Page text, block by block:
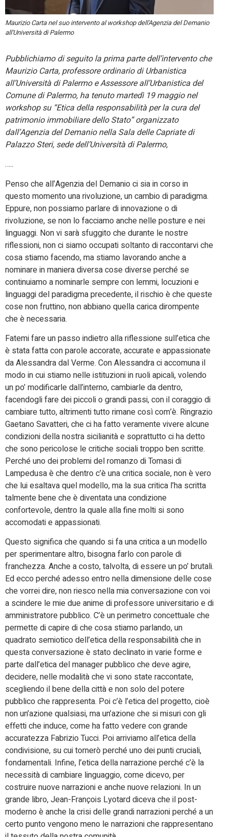
Maurizio Carta nel suo intervento al workshop dell'Agenzia del Demanio
all'Università di Palermo
Pubblichiamo di seguito la prima parte dell’intervento che
Maurizio Carta, professore ordinario di Urbanistica
all’Università di Palermo e Assessore all’Urbanistica del
Comune di Palermo, ha tenuto martedì 19 maggio nel
workshop su “Etica della responsabilità per la cura del
patrimonio immobiliare dello Stato” organizzato
dall’Agenzia del Demanio nella Sala delle Capriate di
Palazzo Steri, sede dell’Università di Palermo,
…..
Penso che all’Agenzia del Demanio ci sia in corso in
questo momento una rivoluzione, un cambio di paradigma.
Eppure, non possiamo parlare di innovazione o di
rivoluzione, se non lo facciamo anche nelle posture e nei
linguaggi. Non vi sarà sfuggito che durante le nostre
riflessioni, non ci siamo occupati soltanto di raccontarvi che
cosa stiamo facendo, ma stiamo lavorando anche a
nominare in maniera diversa cose diverse perché se
continuiamo a nominarle sempre con lemmi, locuzioni e
linguaggi del paradigma precedente, il rischio è che queste
cose non fruttino, non abbiano quella carica dirompente
che è necessaria.
Fatemi fare un passo indietro alla riflessione sull’etica che
è stata fatta con parole accorate, accurate e appassionate
da Alessandra dal Verme. Con Alessandra ci accomuna il
modo in cui stiamo nelle istituzioni in ruoli apicali, volendo
un po’ modificarle dall’interno, cambiarle da dentro,
facendogli fare dei piccoli o grandi passi, con il coraggio di
cambiare tutto, altrimenti tutto rimane così com’è. Ringrazio
Gaetano Savatteri, che ci ha fatto veramente vivere alcune
condizioni della nostra sicilianità e soprattutto ci ha detto
che sono pericolose le critiche sociali troppo ben scritte.
Perché uno dei problemi del romanzo di Tomasi di
Lampedusa è che dentro c’è una critica sociale, non è vero
che lui esaltava quel modello, ma la sua critica l’ha scritta
talmente bene che è diventata una condizione
confortevole, dentro la quale alla fine molti si sono
accomodati e appassionati.
Questo significa che quando si fa una critica a un modello
per sperimentare altro, bisogna farlo con parole di
franchezza. Anche a costo, talvolta, di essere un po’ brutali.
Ed ecco perché adesso entro nella dimensione delle cose
che vorrei dire, non riesco nella mia conversazione con voi
a scindere le mie due anime di professore universitario e di
amministratore pubblico. C’è un perimetro concettuale che
permette di capire di che cosa stiamo parlando, un
quadrato semiotico dell’etica della responsabilità che in
questa conversazione è stato declinato in varie forme e
parte dall’etica del manager pubblico che deve agire,
decidere, nelle modalità che vi sono state raccontate,
scegliendo il bene della città e non solo del potere
pubblico che rappresenta. Poi c’è l’etica del progetto, cioè
non un’azione qualsiasi, ma un’azione che si misuri con gli
effetti che induce, come ha fatto vedere con grande
accuratezza Fabrizio Tucci. Poi arriviamo all’etica della
condivisione, su cui tornerò perché uno dei punti cruciali,
fondamentali. Infine, l’etica della narrazione perché c’è la
necessità di cambiare linguaggio, come dicevo, per
costruire nuove narrazioni e anche nuove relazioni. In un
grande libro, Jean-François Lyotard diceva che il post-
moderno è anche la crisi delle grandi narrazioni perché a un
certo punto vengono meno le narrazioni che rappresentano